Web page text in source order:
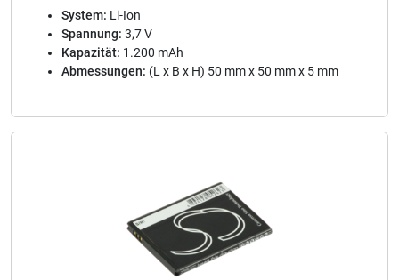
System: Li-Ion
Spannung: 3,7 V
Kapazität: 1.200 mAh
Abmessungen: (L x B x H) 50 mm x 50 mm x 5 mm